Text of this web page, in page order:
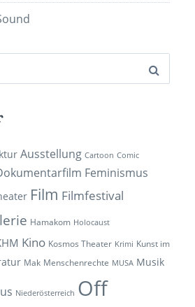
Ausstellung Cartoon Comic
Feminismus
Film Filmfestival
Hamakom Holocaust
Kino Kosmos Theater Krimi Kunst im
Mak Menschenrechte MUSA Musik
Niederösterreich Off